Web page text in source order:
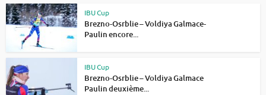
IBU Cup
Brezno-Osrblie – Voldiya Galmace-
Paulin encore...
IBU Cup
Brezno-Osrblie – Voldiya Galmace
Paulin deuxième...